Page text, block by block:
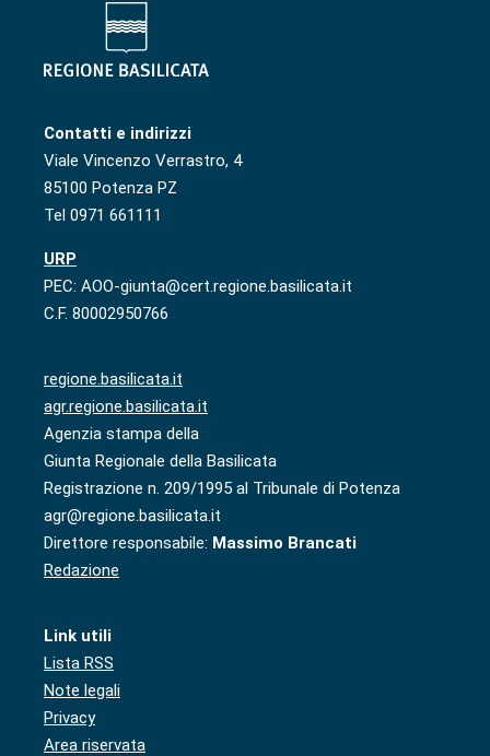
Contatti e indirizzi
Viale Vincenzo Verrastro, 4
85100 Potenza PZ
Tel 0971 661111
URP
PEC: AOO-giunta@cert.regione.basilicata.it
C.F. 80002950766
regione.basilicata.it
agr.regione.basilicata.it
Agenzia stampa della
Giunta Regionale della Basilicata
Registrazione n. 209/1995 al Tribunale di Potenza
agr@regione.basilicata.it
Direttore responsabile: Massimo Brancati
Redazione
Link utili
Lista RSS
Note legali
Privacy
Area riservata